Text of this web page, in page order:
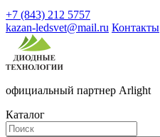
+7 (843) 212 5757
kazan-ledsvet@mail.ru Контакты
официальный партнер Arlight
Каталог